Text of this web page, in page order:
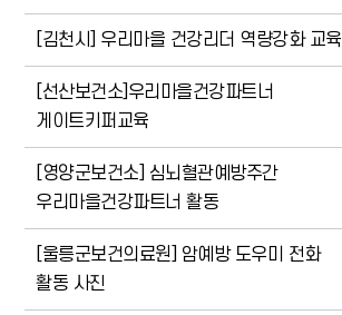
[김천시] 우리마을 건강리더 역량강화 교육
[선산보건소]우리마을건강파트너
게이트키퍼교육
[영양군보건소] 심뇌혈관예방주간
우리마을건강파트너 활동
[울릉군보건의료원] 암예방 도우미 전화
활동 사진